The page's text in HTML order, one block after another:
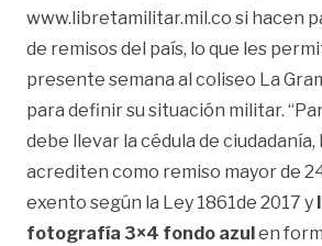
www.libretamilitar.mil.co si hacen
de remisos del país, lo que les
presente semana al coliseo La
para definir su situación militar.
debe llevar la cédula de
acrediten como remiso mayor de
exento según la Ley 1861de 2017 y
fotografía 3×4 fondo azulen